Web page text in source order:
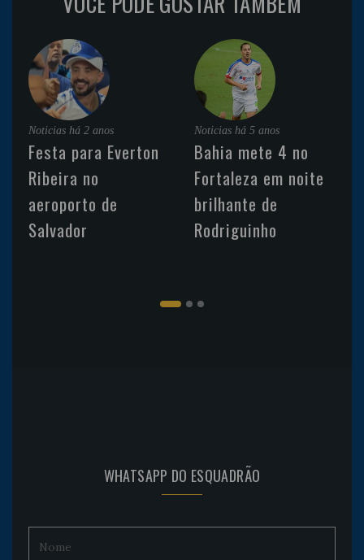
Noticias há 2 anos
Festa para Everton
Ribeira no
aeroporto de
Salvador
Noticias há 5 anos
Bahia mete 4 no
Fortaleza em noite
brilhante de
Rodriguinho
WHATSAPP DO ESQUADRÃO